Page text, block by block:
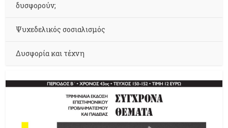
δυσφορούν;
Ψυχεδελικός σοσιαλισμός
Δυσφορία και τέχνη